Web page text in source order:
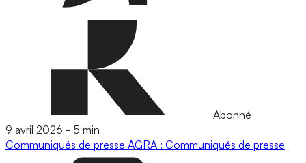
Abonné
9 avril 2026 - 5 min
Communiqués de presse AGRA : Communiqués de presse